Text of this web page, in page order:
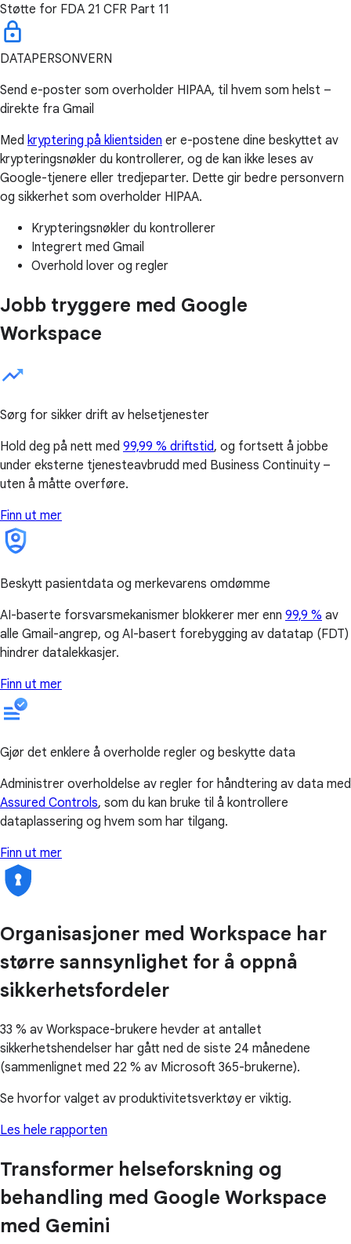
Støtte for FDA 21 CFR Part 11
DATAPERSONVERN
Send e-poster som overholder HIPAA, til hvem som helst –
direkte fra Gmail
Med kryptering på klientsiden er e-postene dine beskyttet av
krypteringsnøkler du kontrollerer, og de kan ikke leses av
Google-tjenere eller tredjeparter. Dette gir bedre personvern
og sikkerhet som overholder HIPAA.
Krypteringsnøkler du kontrollerer
Integrert med Gmail
Overhold lover og regler
Jobb tryggere med Google
Workspace
Sørg for sikker drift av helsetjenester
Hold deg på nett med 99,99 % driftstid, og fortsett å jobbe
under eksterne tjenesteavbrudd med Business Continuity –
uten å måtte overføre.
Finn ut mer
Beskytt pasientdata og merkevarens omdømme
AI-baserte forsvarsmekanismer blokkerer mer enn 99,9 % av
alle Gmail-angrep, og AI-basert forebygging av datatap (FDT)
hindrer datalekkasjer.
Finn ut mer
Gjør det enklere å overholde regler og beskytte data
Administrer overholdelse av regler for håndtering av data med
Assured Controls, som du kan bruke til å kontrollere
dataplassering og hvem som har tilgang.
Finn ut mer
Organisasjoner med Workspace har
større sannsynlighet for å oppnå
sikkerhetsfordeler
33 % av Workspace-brukere hevder at antallet
sikkerhetshendelser har gått ned de siste 24 månedene
(sammenlignet med 22 % av Microsoft 365-brukerne).
Se hvorfor valget av produktivitetsverktøy er viktig.
Les hele rapporten
Transformer helseforskning og
behandling med Google Workspace
med Gemini